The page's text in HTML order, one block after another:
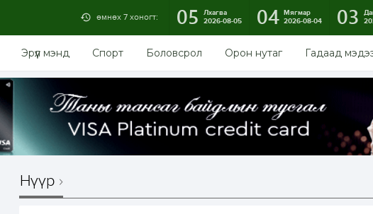
өмнөх 7 хоногт: 05
Лхагва
2026-08-05
04 Мягмар
2026-08-04
03
Эрүүл мэнд Спорт Боловсрол Орон нутаг Гадаад
Нүүр